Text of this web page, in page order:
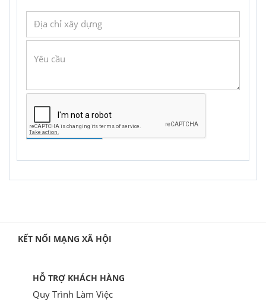
GỬI YÊU CẦU
KẾT NỐI MẠNG XÃ HỘI
HỖ TRỢ KHÁCH HÀNG
Quy Trình Làm Việc